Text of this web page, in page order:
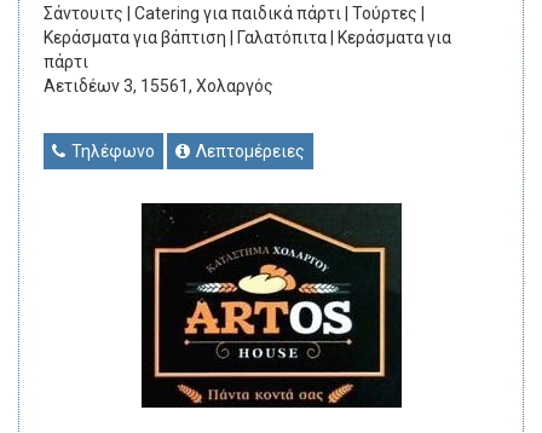
Σάντουιτς | Catering για παιδικά πάρτι | Τούρτες |
Κεράσματα για βάπτιση | Γαλατόπιτα | Κεράσματα για
πάρτι
Αετιδέων 3, 15561, Χολαργός
Τηλέφωνο Λεπτομέρειες